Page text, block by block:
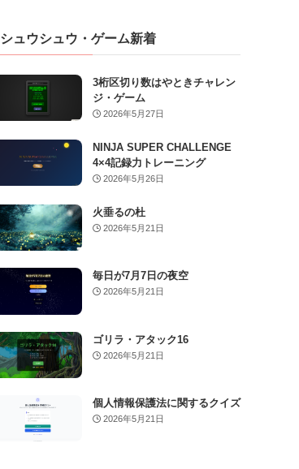
シュウシュウ・ゲーム新着
3桁区切り数はやときチャレン
ジ・ゲーム
2026年5月27日
NINJA SUPER CHALLENGE
4×4記録力トレーニング
2026年5月26日
火垂るの杜
2026年5月21日
毎日が7月7日の夜空
2026年5月21日
ゴリラ・アタック16
2026年5月21日
個人情報保護法に関するクイズ
2026年5月21日